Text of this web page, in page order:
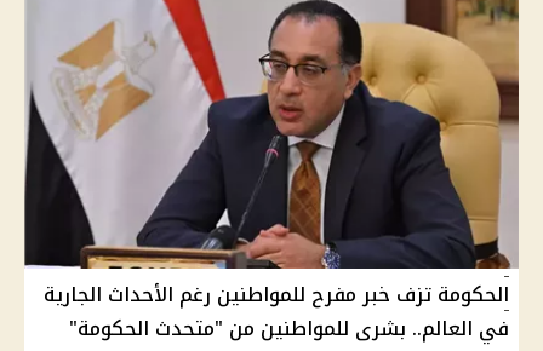
الحكومة تزف خبر مفرح للمواطنين رغم الأحداث الجارية
في العالم.. بشرى للمواطنين من "متحدث الحكومة"